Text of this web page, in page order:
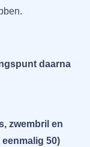
daarna
zwembril en
50)